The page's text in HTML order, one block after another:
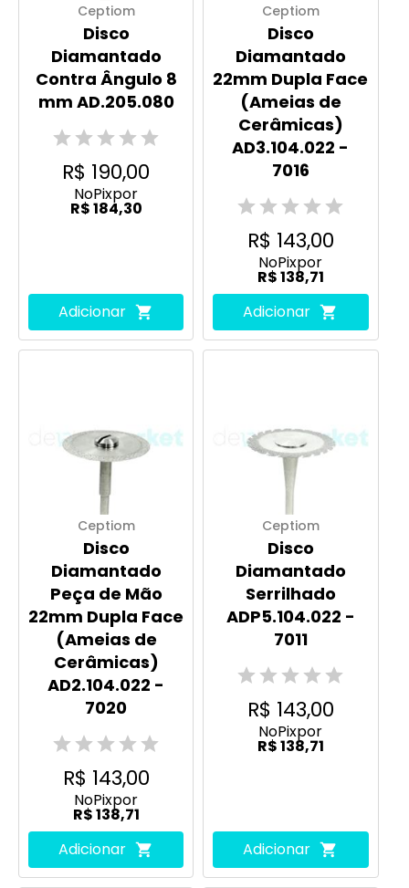
Ceptiom
Disco
Diamantado
Contra Ângulo 8
mm AD.205.080
R$ 190,00
NoPixpor
R$ 184,30
Adicionar
Ceptiom
Disco
Diamantado
22mm Dupla Face
(Ameias de
Cerâmicas)
AD3.104.022 -
7016
R$ 143,00
NoPixpor
R$ 138,71
Adicionar
Ceptiom
Disco
Diamantado
Peça de Mão
22mm Dupla Face
(Ameias de
Cerâmicas)
AD2.104.022 -
7020
R$ 143,00
NoPixpor
R$ 138,71
Adicionar
Ceptiom
Disco
Diamantado
Serrilhado
ADP5.104.022 -
7011
R$ 143,00
NoPixpor
R$ 138,71
Adicionar